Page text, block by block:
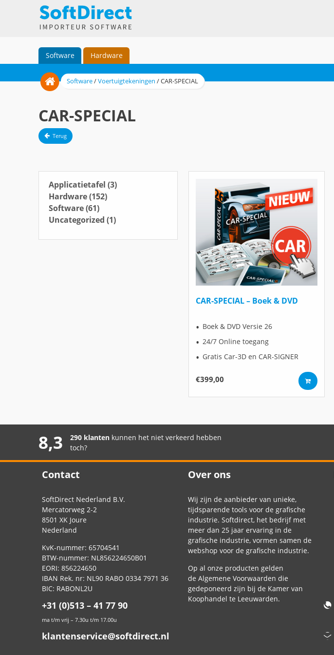
Software Hardware
Software/Voertuig­­tekeningen /CAR-SPECIAL
CAR-SPECIAL
Terug
Applicatietafel (3)
Hardware(152)
Software(61)
Uncategorized (1)
CAR-SPECIAL – Boek & DVD
Boek & DVD Versie 26
24/7 Online toegang
Gratis Car-3D en CAR-SIGNER
€399,00
8,3 290 klanten kunnen het niet verkeerd hebben
toch?
Contact
SoftDirect Nederland B.V.
Mercatorweg 2-2
8501 XK Joure
Nederland
KvK-nummer: 65704541
BTW-nummer: NL856224650B01
EORI: 856224650
IBAN Rek. nr: NL90 RABO 0334 7971 36
BIC: RABONL2U
+31 (0)513 – 41 77 90
ma t/m vrij – 7.30u t/m 17.00u
klantenservice@softdirect.nl
Over ons
Wij zijn de aanbieder van unieke,
tijdsparende tools voor de grafische
industrie. Softdirect, het bedrijf met
meer dan 25 jaar ervaring in de
grafische industrie, vormen samen de
webshop voor de grafische industrie.
Op al onze producten gelden
deAlgemene Voorwaarden die
gedeponeerd zijn bij de Kamer van
Koophandel te Leeuwarden.